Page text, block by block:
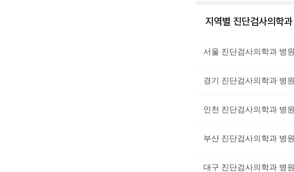
지역별 진단검사의학과
서울 진단검사의학과 병원
경기 진단검사의학과 병원
인천 진단검사의학과 병원
부산 진단검사의학과 병원
대구 진단검사의학과 병원